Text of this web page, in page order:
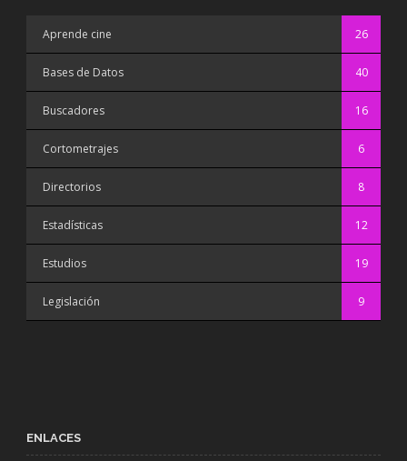
Aprende cine 26
Bases de Datos 40
Buscadores 16
Cortometrajes 6
Directorios 8
Estadísticas 12
Estudios 19
Legislación 9
ENLACES